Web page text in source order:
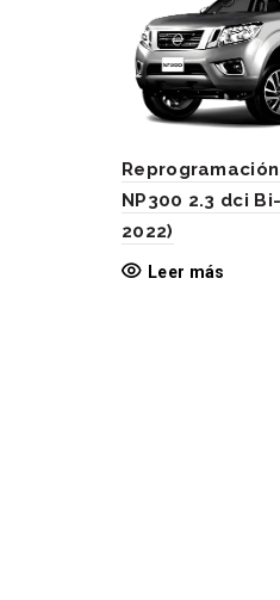
Reprogramación
NP300 2.3 dci
2022)
Leer más